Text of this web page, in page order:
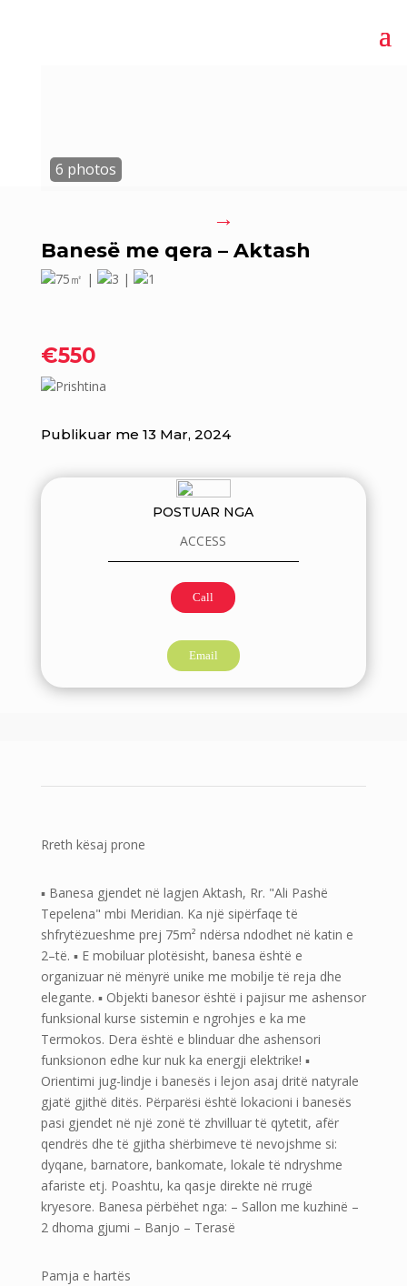
→
Banesë me qera – Aktash
75㎡ | 3 | 1
€550
Prishtina
Publikuar me 13 Mar, 2024
POSTUAR NGA
ACCESS
Call
Email
Rreth kësaj prone
▪️ Banesa gjendet në lagjen Aktash, Rr. "Ali Pashë
Tepelena" mbi Meridian. Ka një sipërfaqe të
shfrytëzueshme prej 75m² ndërsa ndodhet në katin e
2–të. ▪️ E mobiluar plotësisht, banesa është e
organizuar në mënyrë unike me mobilje të reja dhe
elegante. ▪️ Objekti banesor është i pajisur me ashensor
funksional kurse sistemin e ngrohjes e ka me
Termokos. Dera është e blinduar dhe ashensori
funksionon edhe kur nuk ka energji elektrike! ▪️
Orientimi jug-lindje i banesës i lejon asaj dritë natyrale
gjatë gjithë ditës. Përparësi është lokacioni i banesës
pasi gjendet në një zonë të zhvilluar të qytetit, afër
qendrës dhe të gjitha shërbimeve të nevojshme si:
dyqane, barnatore, bankomate, lokale të ndryshme
afariste etj. Poashtu, ka qasje direkte në rrugë
kryesore. Banesa përbëhet nga: – Sallon me kuzhinë –
2 dhoma gjumi – Banjo – Terasë
Pamja e hartës